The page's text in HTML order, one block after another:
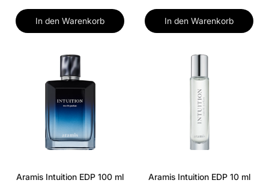
In den Warenkorb In den Warenkorb
Aramis Intuition EDP 100 ml Aramis Intuition EDP 10 ml